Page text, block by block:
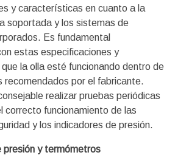
y características en cuanto a la
soportada y los sistemas de
Es fundamental
estas especificaciones y
la olla esté funcionando dentro de
recomendados por el fabricante.
realizar pruebas periódicas
correcto funcionamiento de las
y los indicadores de presión.
presión y termómetros